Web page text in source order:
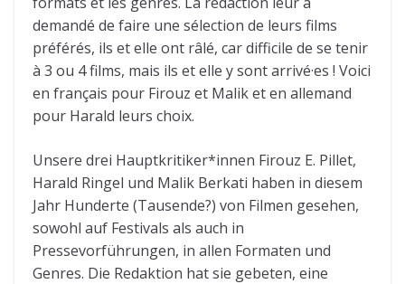
demandé de faire une sélection de leurs films
préférés, ils et elle ont râlé, car difficile de se tenir
à 3 ou 4 films, mais ils et elle y sont arrivé·es ! Voici
en français pour Firouz et Malik et en allemand
pour Harald leurs choix.
Unsere drei Hauptkritiker*innen Firouz E. Pillet,
Harald Ringel und Malik Berkati haben in diesem
Jahr Hunderte (Tausende?) von Filmen gesehen,
sowohl auf Festivals als auch in
Pressevorführungen, in allen Formaten und
Genres. Die Redaktion hat sie gebeten, eine